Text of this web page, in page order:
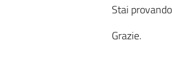
Stai
Grazie.